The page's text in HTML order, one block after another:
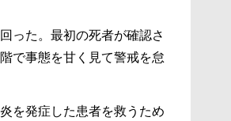
った。最初の死者が確認さ
で事態を甘く見て警戒を怠
を発症した患者を救うため